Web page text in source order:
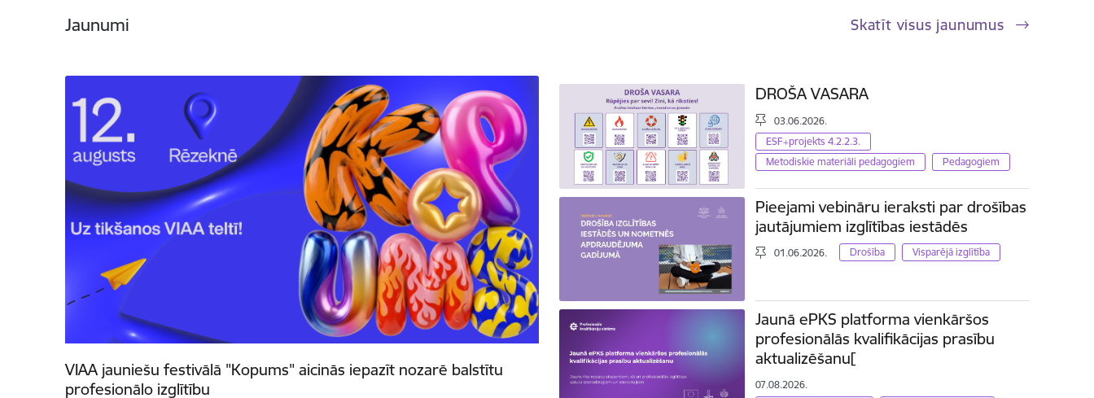
Jaunumi Skatīt visus jaunumus
VIAA jauniešu festivālā "Kopums" aicinās iepazīt nozarē balstītu
profesionālo izglītību
DROŠA VASARA
03.06.2026.
ESF+projekts 4.2.2.3.
Metodiskie materiāli pedagogiem
Pedagogiem
Pieejami vebināru ieraksti par drošības
jautājumiem izglītības iestādēs
01.06.2026. Drošība Visparējā izglītība
Jaunā ePKS platforma vienkāršos
profesionālās kvalifikācijas prasību
aktualizēšanu[
07.08.2026.